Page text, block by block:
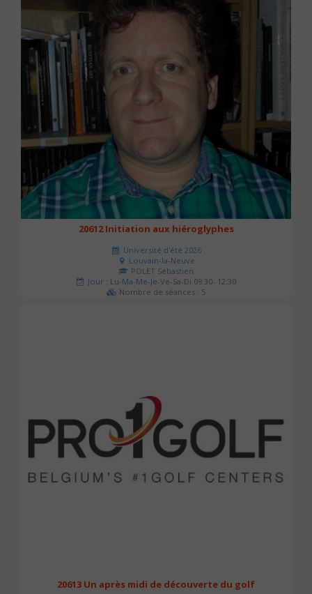
20612 Initiation aux hiéroglyphes
Université d'été 2026
Louvain-la-Neuve
POLET Sébastien
Jour : Lu-Ma-Me-Je-Ve-Sa-Di 09:30- 12:30
Nombre de séances : 5
20613 Un après midi de découverte du golf